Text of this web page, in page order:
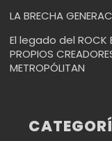
LA BRECHA
El legado del ROCK
PROPIOS
METROPÓLITAN